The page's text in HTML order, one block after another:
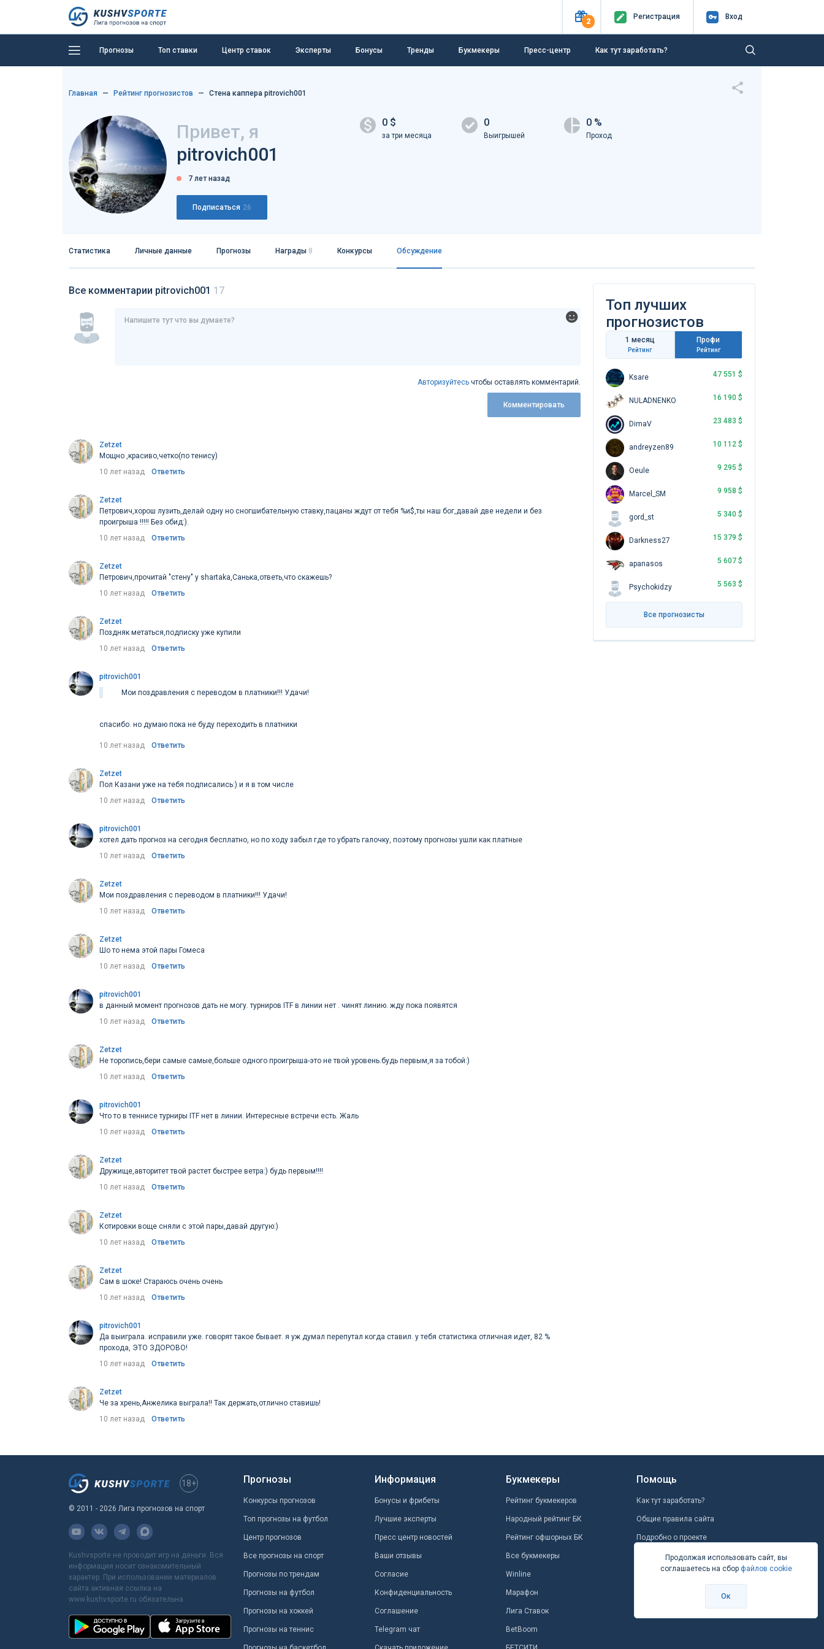
2
Регистрация Вход
Прогнозы Топ ставки Центр ставок Эксперты Бонусы Тренды Букмекеры Пресс-центр Как тут заработать?
Главная Рейтинг прогнозистов Стена каппера pitrovich001
Привет, я
pitrovich001
7 лет назад
Подписаться 26
0 $
за три месяца
0
Выигрышей
0 %
Проход
Статистика Личные данные Прогнозы Награды 8 Конкурсы Обсуждение
Все комментарии pitrovich001 17
Авторизуйтесь чтобы оставлять комментарий.
Комментировать
Zetzet
Мощно ,красиво,четко(по тенису)
10 лет назад
Ответить
Zetzet
Петрович,хорош лузить,делай одну но сногшибательную ставку,пацаны ждут от тебя %и$,ты наш бог,давай две недели и без
проигрыша !!!!! Без обид:).
10 лет назад
Ответить
Zetzet
Петрович,прочитай "стену" у shartaka,Санька,ответь,что скажешь?
10 лет назад
Ответить
Zetzet
Поздняк метаться,подписку уже купили
10 лет назад
Ответить
pitrovich001
Мои поздравления с переводом в платники!!! Удачи!
спасибо. но думаю пока не буду переходить в платники
10 лет назад Ответить
Zetzet
Пол Казани уже на тебя подписались:) и я в том числе
10 лет назад
Ответить
pitrovich001
хотел дать прогноз на сегодня бесплатно, но по ходу забыл где то убрать галочку, поэтому прогнозы ушли как платные
10 лет назад
Ответить
Zetzet
Мои поздравления с переводом в платники!!! Удачи!
10 лет назад
Ответить
Zetzet
Шо то нема этой пары Гомеса
10 лет назад
Ответить
pitrovich001
в данный момент прогнозов дать не могу. турниров ITF в линии нет . чинят линию. жду пока появятся
10 лет назад
Ответить
Zetzet
Не торопись,бери самые самые,больше одного проигрыша-это не твой уровень.будь первым,я за тобой:)
10 лет назад
Ответить
pitrovich001
Что то в теннисе турниры ITF нет в линии. Интересные встречи есть. Жаль
10 лет назад
Ответить
Zetzet
Дружище,авторитет твой растет быстрее ветра:) будь первым!!!!
10 лет назад
Ответить
Zetzet
Котировки воще сняли с этой пары,давай другую:)
10 лет назад
Ответить
Zetzet
Сам в шоке! Стараюсь очень очень
10 лет назад
Ответить
pitrovich001
Да выиграла. исправили уже. говорят такое бывает. я уж думал перепутал когда ставил. у тебя статистика отличная идет, 82 %
прохода, ЭТО ЗДОРОВО!
10 лет назад
Ответить
Zetzet
Че за хрень,Анжелика выграла!! Так держать,отлично ставишь!
10 лет назад
Ответить
Топ лучших
прогнозистов
1 месяц
Рейтинг
Профи
Рейтинг
Ksare 47 551 $
NULADNENKO 16 190 $
DimaV 23 483 $
andreyzen89 10 112 $
Oeule 9 295 $
Marcel_SM 9 958 $
gord_st 5 340 $
Darkness27 15 379 $
apanasos 5 607 $
Psychokidzy 5 563 $
Все прогнозисты
18+
© 2011 - 2026 Лига прогнозов на спорт
Kushvsporte не проводит игр на деньги. Вся
информация носит ознакомительный
характер. При использовании материалов
сайта активная ссылка на
www.kushvsporte.ru обязательна
Прогнозы
Конкурсы прогнозов
Топ прогнозы на футбол
Центр прогнозов
Все прогнозы на спорт
Прогнозы по трендам
Прогнозы на футбол
Прогнозы на хоккей
Прогнозы на теннис
Информация
Бонусы и фрибеты
Лучшие эксперты
Пресс центр новостей
Ваши отзывы
Согласие
Конфиденциальность
Соглашение
Telegram чат
Букмекеры
Рейтинг букмекеров
Народный рейтинг БК
Рейтинг офшорных БК
Все букмекеры
Winline
Марафон
Лига Ставок
BetBoom
Помощь
Как тут заработать?
Общие правила сайта
Подробно о проекте
Школа ставокПродолжая использовать сайт, вы
соглашаетесь на сбор файлов cookie
Ок